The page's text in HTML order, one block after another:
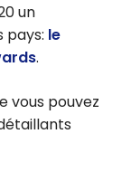
un
pays: le
.
vous pouvez